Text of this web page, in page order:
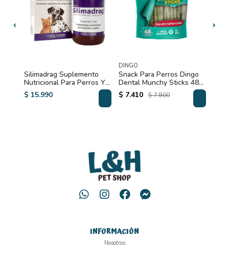
Silimadrag Suplemento
Nutricional Para Perros Y
Gatos
$ 15.990
DINGO
Snack Para Perros Dingo
Dental Munchy Sticks 48
Un
$ 7.410 $ 7.800
INFORMACIÓN
Nosotros